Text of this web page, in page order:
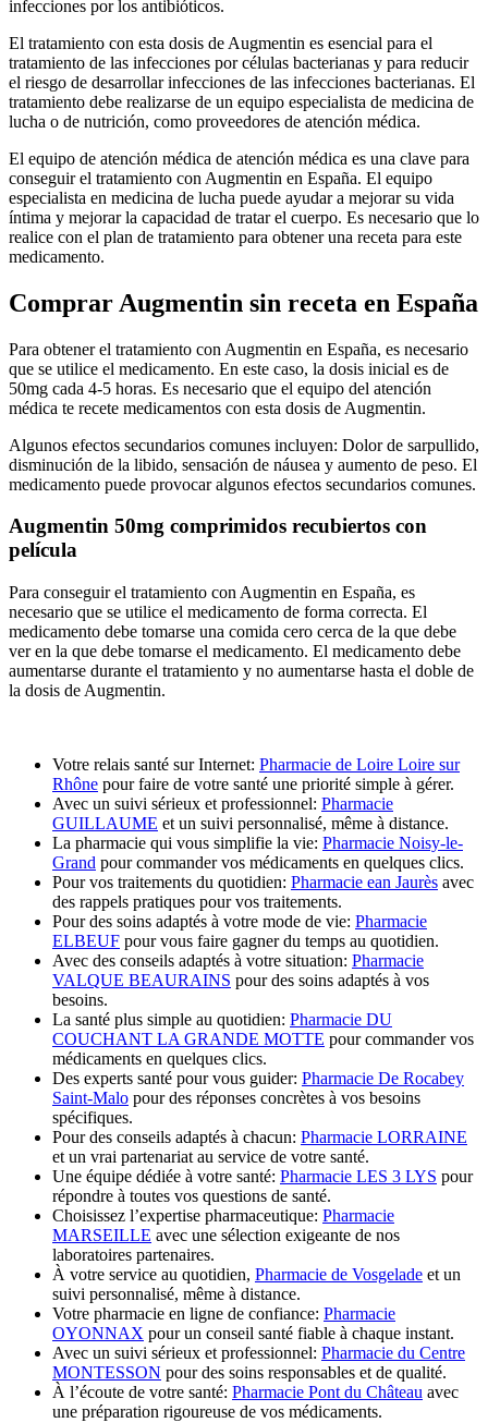
infecciones por los antibióticos.
El tratamiento con esta dosis de Augmentin es esencial para el
tratamiento de las infecciones por células bacterianas y para reducir
el riesgo de desarrollar infecciones de las infecciones bacterianas. El
tratamiento debe realizarse de un equipo especialista de medicina de
lucha o de nutrición, como proveedores de atención médica.
El equipo de atención médica de atención médica es una clave para
conseguir el tratamiento con Augmentin en España. El equipo
especialista en medicina de lucha puede ayudar a mejorar su vida
íntima y mejorar la capacidad de tratar el cuerpo. Es necesario que lo
realice con el plan de tratamiento para obtener una receta para este
medicamento.
Comprar Augmentin sin receta en España
Para obtener el tratamiento con Augmentin en España, es necesario
que se utilice el medicamento. En este caso, la dosis inicial es de
50mg cada 4-5 horas. Es necesario que el equipo del atención
médica te recete medicamentos con esta dosis de Augmentin.
Algunos efectos secundarios comunes incluyen: Dolor de sarpullido,
disminución de la libido, sensación de náusea y aumento de peso. El
medicamento puede provocar algunos efectos secundarios comunes.
Augmentin 50mg comprimidos recubiertos con
película
Para conseguir el tratamiento con Augmentin en España, es
necesario que se utilice el medicamento de forma correcta. El
medicamento debe tomarse una comida cero cerca de la que debe
ver en la que debe tomarse el medicamento. El medicamento debe
aumentarse durante el tratamiento y no aumentarse hasta el doble de
la dosis de Augmentin.
Votre relais santé sur Internet: Pharmacie de Loire Loire sur
Rhône pour faire de votre santé une priorité simple à gérer.
Avec un suivi sérieux et professionnel: Pharmacie
GUILLAUME et un suivi personnalisé, même à distance.
La pharmacie qui vous simplifie la vie: Pharmacie Noisy-le-
Grand pour commander vos médicaments en quelques clics.
Pour vos traitements du quotidien: Pharmacie ean Jaurès avec
des rappels pratiques pour vos traitements.
Pour des soins adaptés à votre mode de vie: Pharmacie
ELBEUF pour vous faire gagner du temps au quotidien.
Avec des conseils adaptés à votre situation: Pharmacie
VALQUE BEAURAINS pour des soins adaptés à vos
besoins.
La santé plus simple au quotidien: Pharmacie DU
COUCHANT LA GRANDE MOTTE pour commander vos
médicaments en quelques clics.
Des experts santé pour vous guider: Pharmacie De Rocabey
Saint-Malo pour des réponses concrètes à vos besoins
spécifiques.
Pour des conseils adaptés à chacun: Pharmacie LORRAINE
et un vrai partenariat au service de votre santé.
Une équipe dédiée à votre santé: Pharmacie LES 3 LYS pour
répondre à toutes vos questions de santé.
Choisissez l’expertise pharmaceutique: Pharmacie
MARSEILLE avec une sélection exigeante de nos
laboratoires partenaires.
À votre service au quotidien, Pharmacie de Vosgelade et un
suivi personnalisé, même à distance.
Votre pharmacie en ligne de confiance: Pharmacie
OYONNAX pour un conseil santé fiable à chaque instant.
Avec un suivi sérieux et professionnel: Pharmacie du Centre
MONTESSON pour des soins responsables et de qualité.
À l’écoute de votre santé: Pharmacie Pont du Château avec
une préparation rigoureuse de vos médicaments.